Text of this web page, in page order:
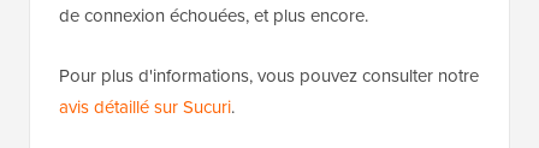
de connexion échouées, et plus encore.
Pour plus d'informations, vous pouvez consulter notre
avis détaillé sur Sucuri.